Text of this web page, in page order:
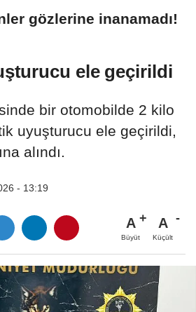
gözlerine inanamadı!
ele geçirildi
bir otomobilde 2 kilo
uyuşturucu ele geçirildi,
alındı.
- 13:19
A
Büyüt
A
Küçült